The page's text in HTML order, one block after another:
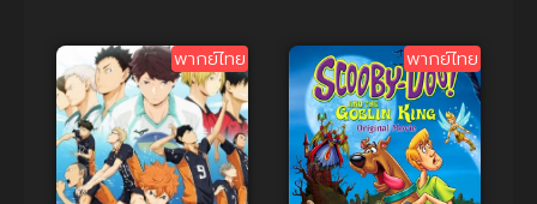
พากย์ไทย พากย์ไทย